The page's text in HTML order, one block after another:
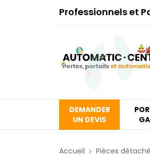
Professionnels et
DEMANDER
UN DEVIS
Accueil Pièces